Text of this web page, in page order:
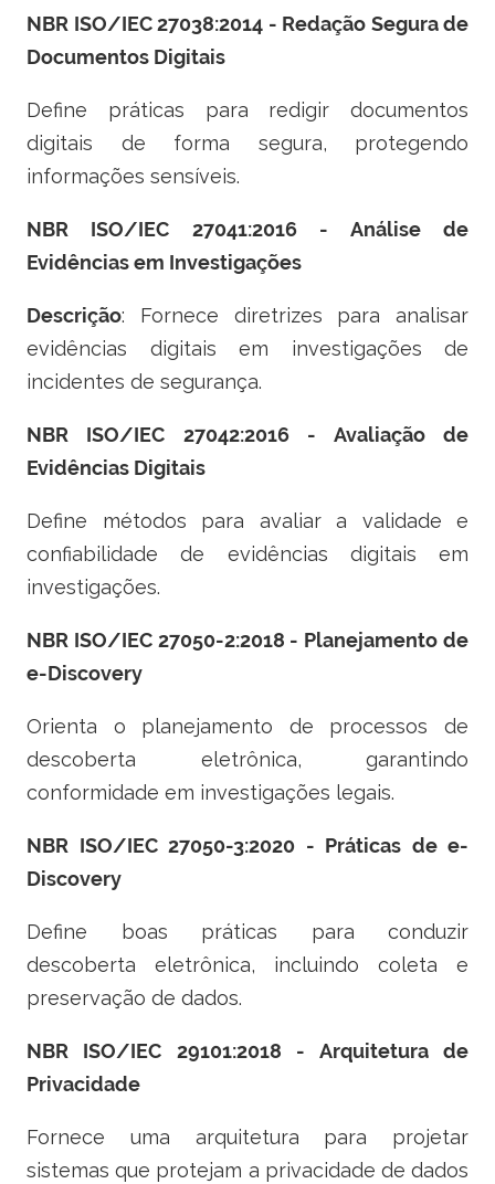
NBR ISO/IEC 27038:2014 - Redação Segura de
Documentos Digitais
Define práticas para redigir documentos
digitais de forma segura, protegendo
informações sensíveis.
NBR ISO/IEC 27041:2016 - Análise de
Evidências em Investigações
Descrição: Fornece diretrizes para analisar
evidências digitais em investigações de
incidentes de segurança.
NBR ISO/IEC 27042:2016 - Avaliação de
Evidências Digitais
Define métodos para avaliar a validade e
confiabilidade de evidências digitais em
investigações.
NBR ISO/IEC 27050-2:2018 - Planejamento de
e-Discovery
Orienta o planejamento de processos de
descoberta eletrônica, garantindo
conformidade em investigações legais.
NBR ISO/IEC 27050-3:2020 - Práticas de e-
Discovery
Define boas práticas para conduzir
descoberta eletrônica, incluindo coleta e
preservação de dados.
NBR ISO/IEC 29101:2018 - Arquitetura de
Privacidade
Fornece uma arquitetura para projetar
sistemas que protejam a privacidade de dados